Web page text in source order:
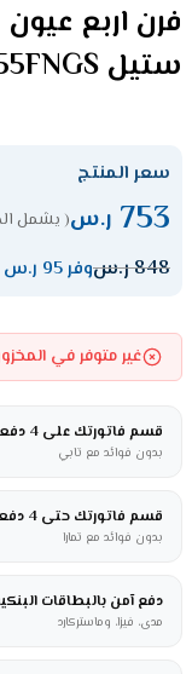
ستيل GS5555FNGS
سعر المنتج
753 ر.س( يشمل
848ر.سوفر 95 ر.س
غير متوفر في
قسم فاتورتك على 4 دفعات
بدون فوائد مع تابي
قسم فاتورتك حتى 4 دفعات
بدون فوائد مع تمارا
دفع آمن بالبطاقات
مدى، فيزا، وماستركارد